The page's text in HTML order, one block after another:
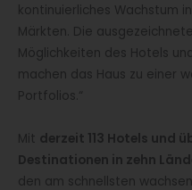
kontinuierliches Wachstum
Märkten. Die
Möglichkeiten des Hotels
machen das Haus zu einer
Portfolios.“
Mit derzeit 113 Hotels und
Destinationen in zehn
den am schnellsten